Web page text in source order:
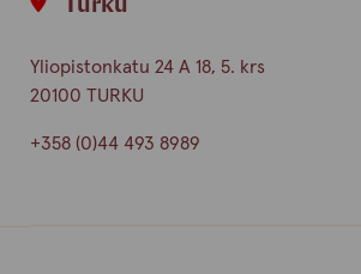
Turku
Yliopistonkatu 24 A 18, 5. krs
20100 TURKU
+358 (0)44 493 8989